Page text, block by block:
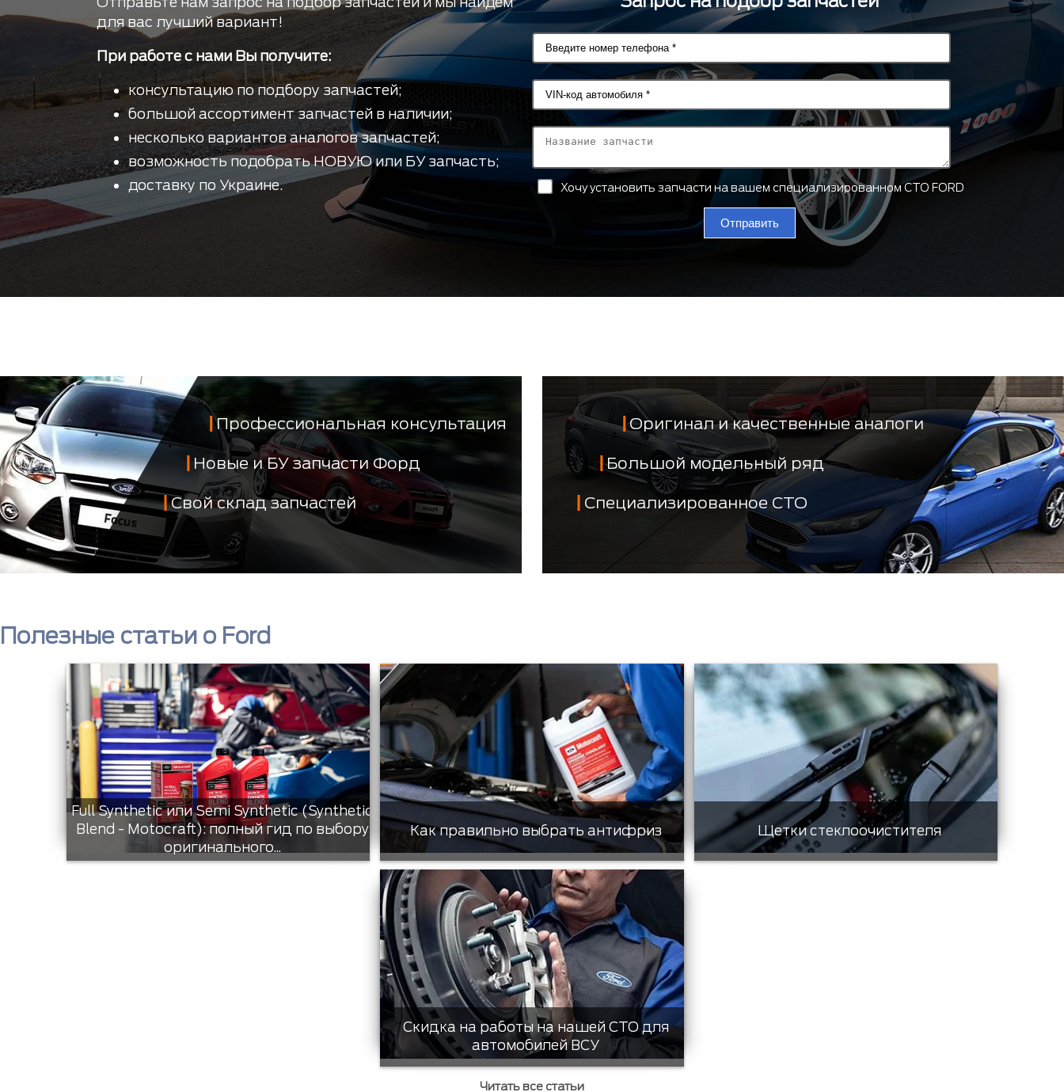
для вас лучший вариант!
При работе с нами Вы получите:
консультацию по подбору запчастей;
большой ассортимент запчастей в наличии;
несколько вариантов аналогов запчастей;
возможность подобрать НОВУЮ или БУ запчасть;
доставку по Украине.
Хочу установить запчасти на вашем специализированном СТО FORD
Отправить
Профессиональная консультация
Новые и БУ запчасти Форд
Свой склад запчастей
Оригинал и качественные аналоги
Большой модельный ряд
Специализированное СТО
Полезные статьи о Ford
Full Synthetic или Semi Synthetic (Synthetic
Blend - Motocraft): полный гид по выбору
оригинального...
Как правильно выбрать антифриз Щетки стеклоочистителя
Скидка на работы на нашей СТО для
автомобилей ВСУ
Читать все статьи